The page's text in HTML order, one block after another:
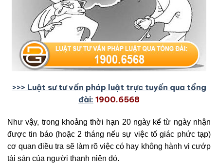
>>> Luật sư tư vấn pháp luật trực tuyến qua tổng
đài: 1900.6568
Như vậy, trong khoảng thời hạn 20 ngày kể từ ngày nhận
được tin báo (hoặc 2 tháng nếu sự việc tố giác phức tạp)
cơ quan điều tra sẽ làm rõ việc có hay không hành vi cướp
tài sản của người thanh niên đó.